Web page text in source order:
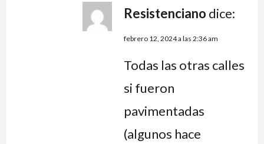
Resistenciano dice:
febrero 12, 2024 a las 2:36 am
Todas las otras calles
si fueron
pavimentadas
(algunos hace